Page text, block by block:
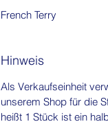
French Terry
Hinweis
Als Verkaufseinheit
unserem Shop für die
heißt 1 Stück ist ein